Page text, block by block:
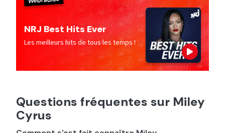
NRJ Best Hits Ever
Les meilleurs hits de tous les temps !
Questions fréquentes sur Miley
Cyrus